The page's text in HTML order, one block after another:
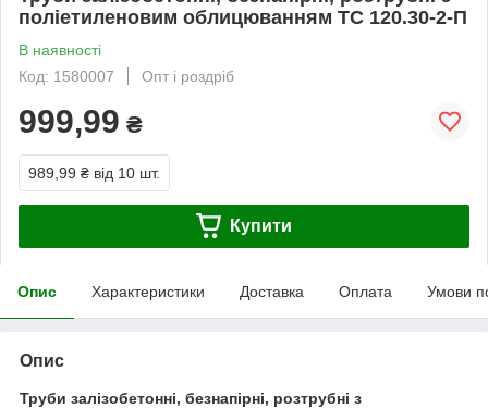
поліетиленовим облицюванням ТС 120.30-2-П
В наявності
Код: 1580007
Опт і роздріб
999,99 ₴
989,99 ₴ від 10 шт.
Купити
Опис Характеристики Доставка Оплата Умови
Опис
Труби залізобетонні, безнапірні, розтрубні з